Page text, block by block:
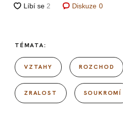
Diskuze 0
TÉMATA:
VZTAHY ROZCHOD
ZRALOST SOUKROMÍ